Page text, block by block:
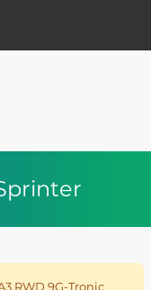
RWD 9G-Tronic